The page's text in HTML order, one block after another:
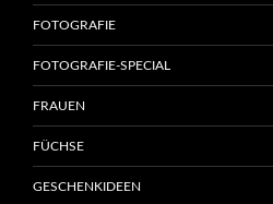
FOTOGRAFIE
FOTOGRAFIE-SPECIAL
FRAUEN
FÜCHSE
GESCHENKIDEEN